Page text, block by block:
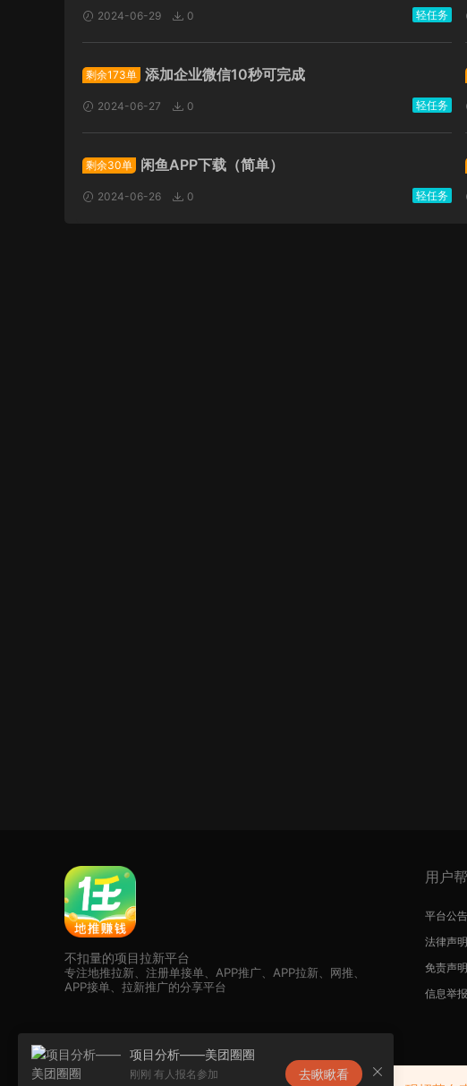
2024-06-29 0 轻任务
剩余173单 添加企业微信10秒可完成
2024-06-27 0 轻任务
剩余30单 闲鱼APP下载（简单）
2024-06-26 0 轻任务
不扣量的项目拉新平台
专注地推拉新、注册单接单、APP推广、APP拉新、网推、
APP接单、拉新推广的分享平台
用户
平台公告
法律声明
免责声明
信息举报
项目分析——美团圈圈
刚刚 有人报名参加 去瞅瞅看